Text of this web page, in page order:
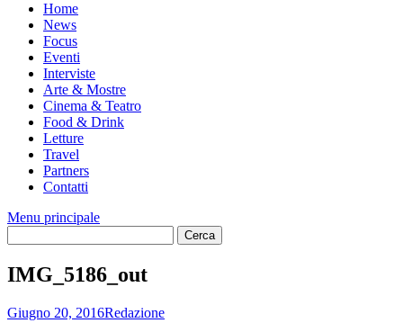
Home
News
Focus
Eventi
Interviste
Arte & Mostre
Cinema & Teatro
Food & Drink
Letture
Travel
Partners
Contatti
Menu principale
IMG_5186_out
Giugno 20, 2016Redazione